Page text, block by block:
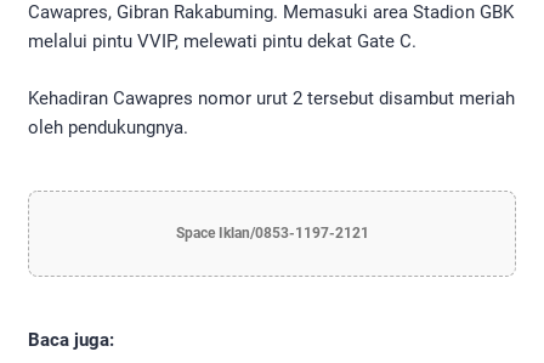
Cawapres, Gibran Rakabuming. Memasuki area Stadion GBK
melalui pintu VVIP, melewati pintu dekat Gate C.
Kehadiran Cawapres nomor urut 2 tersebut disambut meriah
oleh pendukungnya.
Space Iklan/0853-1197-2121
Baca juga: